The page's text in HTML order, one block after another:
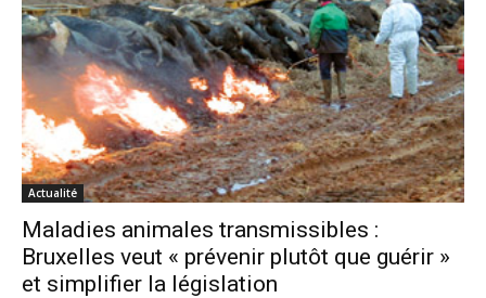
Actualité
Maladies animales transmissibles :
Bruxelles veut « prévenir plutôt que guérir »
et simplifier la législation